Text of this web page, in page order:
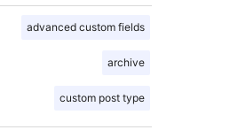
advanced custom fields
archive
custom post type